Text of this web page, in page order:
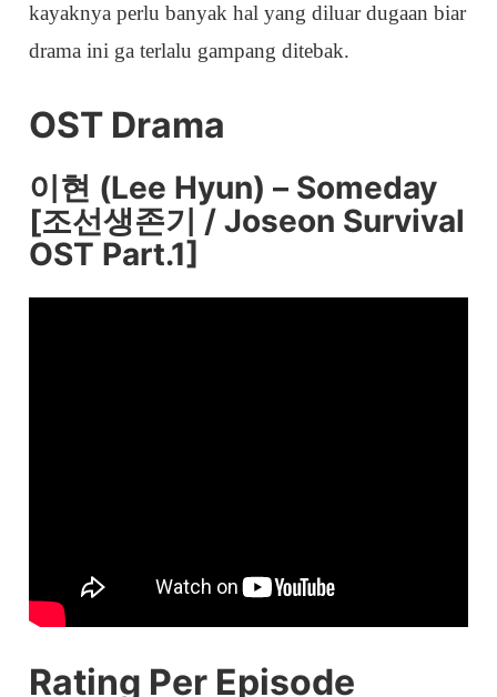
kayaknya perlu banyak hal yang diluar dugaan biar
drama ini ga terlalu gampang ditebak.
OST Drama
이현 (Lee Hyun) – Someday
[조선생존기 / Joseon Survival
OST Part.1]
Rating Per Episode